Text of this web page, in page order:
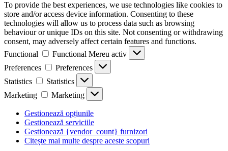
To provide the best experiences, we use technologies like cookies to
store and/or access device information. Consenting to these
technologies will allow us to process data such as browsing
behaviour or unique IDs on this site. Not consenting or withdrawing
consent, may adversely affect certain features and functions.
Functional
Functional Mereu activ
Preferences
Preferences
Statistics
Statistics
Marketing
Marketing
Gestionează opțiunile
Gestionează serviciile
Gestionează {vendor_count} furnizori
Citește mai multe despre aceste scopuri